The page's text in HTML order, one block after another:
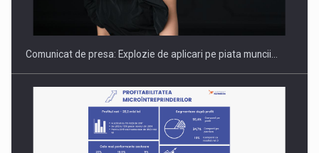
INTERNATIONAL BUSINESS SCENE
Comunicat de presa: Explozie de aplicari pe piata muncii…